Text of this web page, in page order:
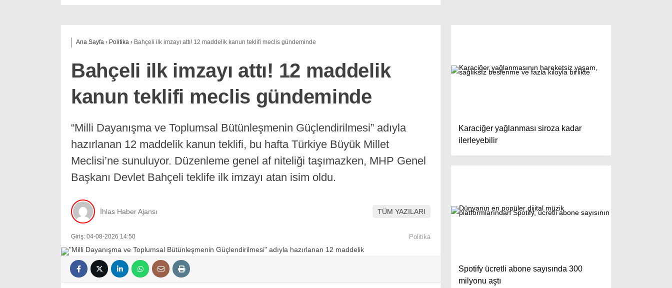
Ana Sayfa › Politika › Bahçeli ilk imzayı attı! 12 maddelik kanun teklifi meclis gündeminde
Bahçeli ilk imzayı attı! 12 maddelik
kanun teklifi meclis gündeminde
“Milli Dayanışma ve Toplumsal Bütünleşmenin Güçlendirilmesi” adıyla
hazırlanan 12 maddelik kanun teklifi, bu hafta Türkiye Büyük Millet
Meclisi’ne sunuluyor. Düzenleme genel af niteliği taşımazken, MHP Genel
Başkanı Devlet Bahçeli teklife ilk imzayı atan isim oldu.
İhlas Haber Ajansı TÜM YAZILARI
Giriş: 04-08-2026 14:50 Politika
Karaciğer yağlanması siroza kadar
ilerleyebilir
Spotify ücretli abone sayısında 300
milyonu aştı